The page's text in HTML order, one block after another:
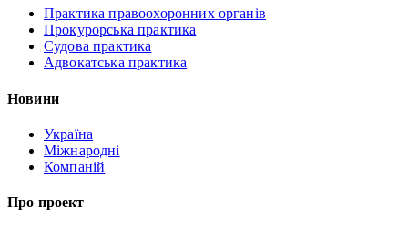
Практика правоохоронних органів
Прокурорська практика
Судова практика
Адвокатська практика
Новини
Україна
Міжнародні
Компаній
Про проект